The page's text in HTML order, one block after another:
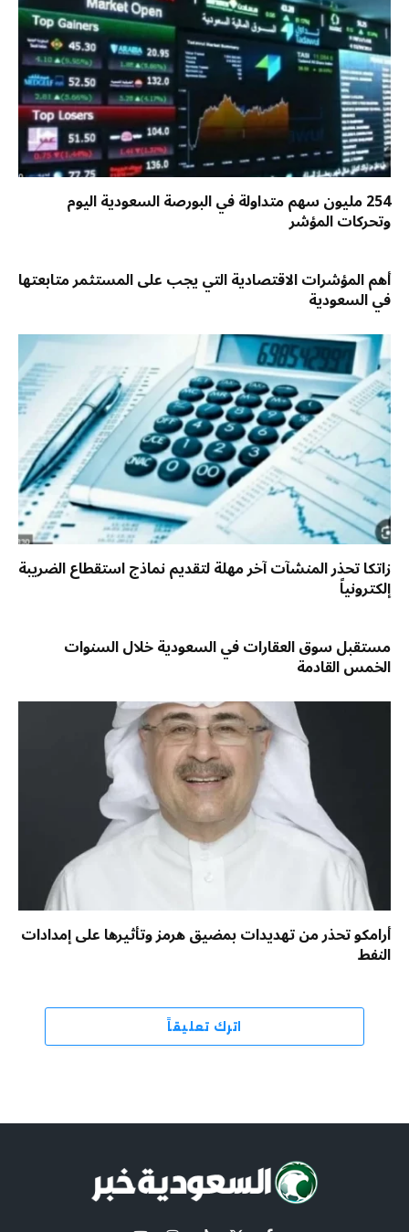
254 مليون سهم متداولة في البورصة السعودية اليوم
وتحركات المؤشر
أهم المؤشرات الاقتصادية التي يجب على المستثمر متابعتها
في السعودية
زاتكا تحذر المنشآت آخر مهلة لتقديم نماذج استقطاع الضريبة
إلكترونياً
مستقبل سوق العقارات في السعودية خلال السنوات
الخمس القادمة
أرامكو تحذر من تهديدات بمضيق هرمز وتأثيرها على إمدادات
النفط
اترك تعليقاً